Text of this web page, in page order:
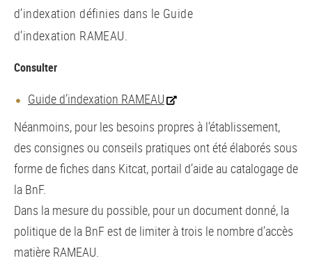
d’indexation définies dans le Guide
d’indexation RAMEAU.
Consulter
Guide d’indexation RAMEAU
Néanmoins, pour les besoins propres à l’établissement,
des consignes ou conseils pratiques ont été élaborés sous
forme de fiches dans Kitcat, portail d’aide au catalogage de
la BnF.
Dans la mesure du possible, pour un document donné, la
politique de la BnF est de limiter à trois le nombre d’accès
matière RAMEAU.